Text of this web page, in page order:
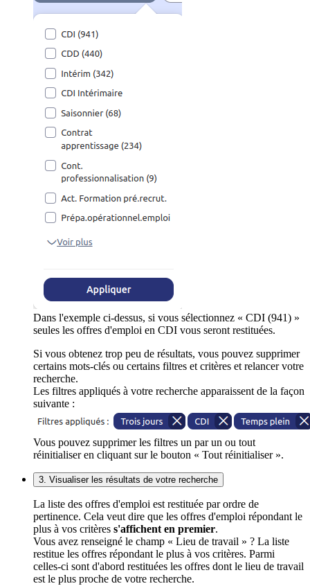
Dans l'exemple ci-dessus, si vous sélectionnez « CDI (941) »
seules les offres d'emploi en CDI vous seront restituées.
Si vous obtenez trop peu de résultats, vous pouvez supprimer
certains mots-clés ou certains filtres et critères et relancer votre
recherche.
Les filtres appliqués à votre recherche apparaissent de la façon
suivante :
Vous pouvez supprimer les filtres un par un ou tout
réinitialiser en cliquant sur le bouton « Tout réinitialiser ».
3. Visualiser les résultats de votre recherche
La liste des offres d'emploi est restituée par ordre de
pertinence. Cela veut dire que les offres d'emploi répondant le
plus à vos critères s'affichent en premier.
Vous avez renseigné le champ « Lieu de travail » ? La liste
restitue les offres répondant le plus à vos critères. Parmi
celles-ci sont d'abord restituées les offres dont le lieu de travail
est le plus proche de votre recherche.